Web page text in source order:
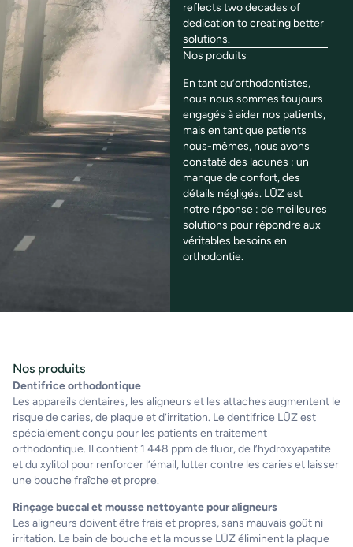
reflects two decades of
dedication to creating better
solutions.
Nos produits
En tant qu’orthodontistes,
nous nous sommes toujours
engagés à aider nos patients,
mais en tant que patients
nous-mêmes, nous avons
constaté des lacunes : un
manque de confort, des
détails négligés. LŪZ est
notre réponse : de meilleures
solutions pour répondre aux
véritables besoins en
orthodontie.
Nos produits
Dentifrice orthodontique
Les appareils dentaires, les aligneurs et les attaches augmentent le
risque de caries, de plaque et d’irritation. Le dentifrice LŪZ est
spécialement conçu pour les patients en traitement
orthodontique. Il contient 1 448 ppm de fluor, de l’hydroxyapatite
et du xylitol pour renforcer l’émail, lutter contre les caries et laisser
une bouche fraîche et propre.
Rinçage buccal et mousse nettoyante pour aligneurs
Les aligneurs doivent être frais et propres, sans mauvais goût ni
irritation. Le bain de bouche et la mousse LŪZ éliminent la plaque